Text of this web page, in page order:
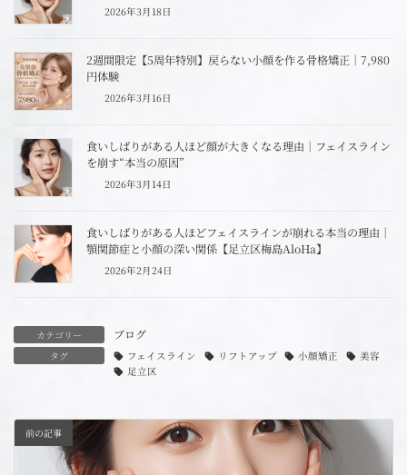
2026年3月18日
2週間限定【5周年特別】戻らない小顔を作る骨格矯正｜7,980
円体験
2026年3月16日
食いしばりがある人ほど顔が大きくなる理由｜フェイスライン
を崩す“本当の原因”
2026年3月14日
食いしばりがある人ほどフェイスラインが崩れる本当の理由｜
顎関節症と小顔の深い関係【足立区梅島AloHa】
2026年2月24日
カテゴリー ブログ
タグ フェイスライン リフトアップ 小顔矯正
美容
足立区
前の記事